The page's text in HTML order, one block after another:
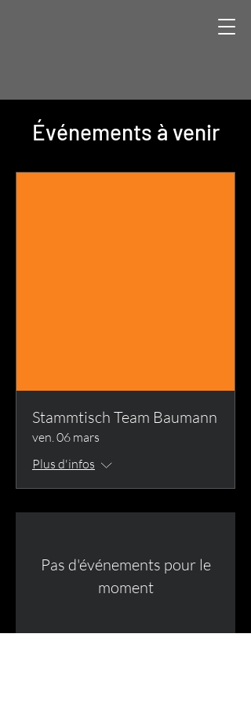
Événements à venir
Stammtisch Team Baumann
ven. 06 mars
Plus d'infos
Pas d'événements pour le
moment